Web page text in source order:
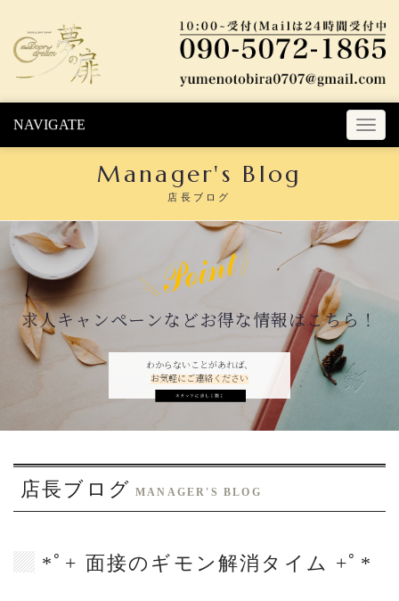
T
o
e
g
NAVIGATE
Manager's Blog
店長ブログ
わからないことがあれば、
お気軽にご連絡ください
求人キャンペーンなどお得な情報はこちら！
店長ブログ MANAGER'S BLOG
*ﾟ+ 面接のギモン解消タイム +ﾟ*